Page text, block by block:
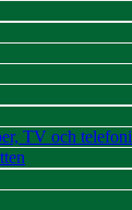
TV och telefoni